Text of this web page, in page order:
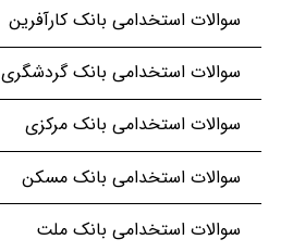
سوالات استخدامی بانک کارآفرین
سوالات استخدامی بانک گردشگری
سوالات استخدامی بانک مرکزی
سوالات استخدامی بانک مسکن
سوالات استخدامی بانک ملت